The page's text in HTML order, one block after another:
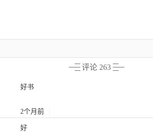
评论 263
好书
2个月前
好